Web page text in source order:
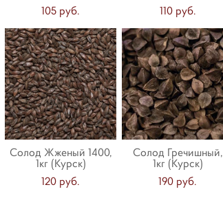
105 pуб.
110 pуб.
Солод Жженый 1400,
1кг (Курск)
120 pуб.
Солод Гречишный,
1кг (Курск)
190 pуб.